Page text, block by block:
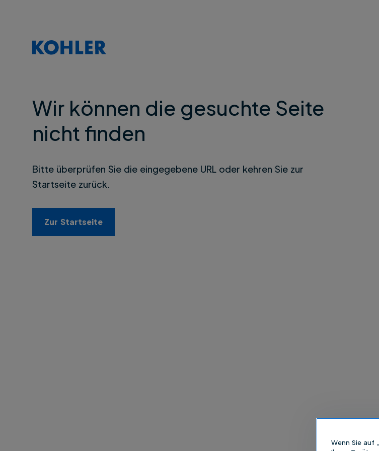
Wir können die gesuchte Seite
nicht finden
Bitte überprüfen Sie die eingegebene URL oder kehren Sie zur
Startseite zurück.
Zur Startseite
Wenn Sie auf